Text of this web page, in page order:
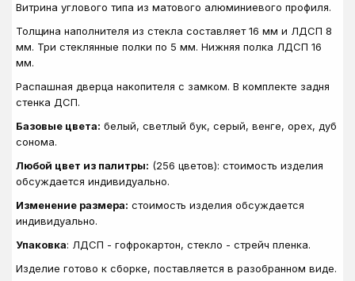
Витрина углового типа из матового алюминиевого профиля.
Толщина наполнителя из стекла составляет 16 мм и ЛДСП 8
мм. Три стеклянные полки по 5 мм. Нижняя полка ЛДСП 16
мм.
Распашная дверца накопителя с замком. В комплекте задня
стенка ДСП.
Базовые цвета: белый, светлый бук, серый, венге, орех, дуб
сонома.
Любой цвет из палитры: (256 цветов): стоимость изделия
обсуждается индивидуально.
Изменение размера: стоимость изделия обсуждается
индивидуально.
Упаковка: ЛДСП - гофрокартон, стекло - стрейч пленка.
Изделие готово к сборке, поставляется в разобранном виде.